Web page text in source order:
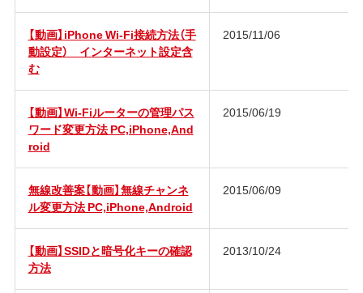
【動画】iPhone Wi-Fi接続方法（手
動設定） インターネット設定含
む
2015/11/06
【動画】Wi-Fiルーターの管理パス
ワード変更方法 PC,iPhone,And
roid
2015/06/19
無線改善案【動画】無線チャンネ
ル変更方法 PC,iPhone,Android
2015/06/09
【動画】SSIDと暗号化キーの確認
方法
2013/10/24